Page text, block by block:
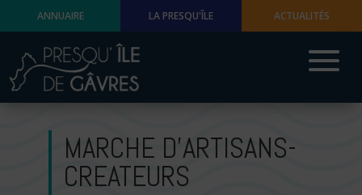
ANNUAIRE LA PRESQU'ÎLE ACTUALITÉS
MARCHE D’ARTISANS-
CREATEURS